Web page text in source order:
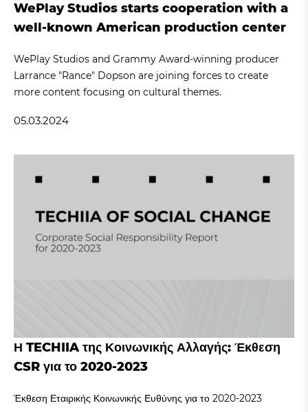
WePlay Studios starts cooperation with a
well-known American production center
WePlay Studios and Grammy Award-winning producer
Larrance "Rance" Dopson are joining forces to create
more content focusing on cultural themes.
05.03.2024
Η TECHIIA της Κοινωνικής Αλλαγής: Έκθεση
CSR για το 2020-2023
Έκθεση Εταιρικής Κοινωνικής Ευθύνης για το 2020-2023